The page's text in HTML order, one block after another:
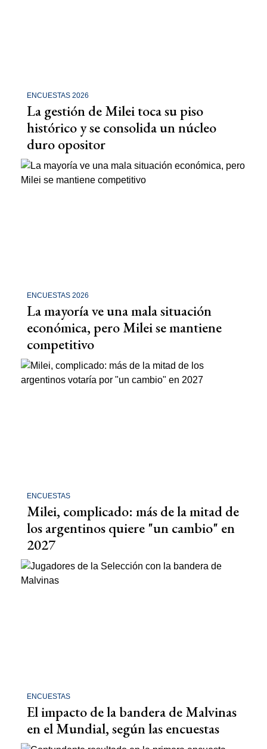
ENCUESTAS 2026
La gestión de Milei toca su piso
histórico y se consolida un núcleo
duro opositor
ENCUESTAS 2026
La mayoría ve una mala situación
económica, pero Milei se mantiene
competitivo
ENCUESTAS
Milei, complicado: más de la mitad de
los argentinos quiere "un cambio" en
2027
ENCUESTAS
El impacto de la bandera de Malvinas
en el Mundial, según las encuestas